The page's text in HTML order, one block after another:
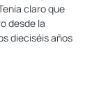
claro que
desde la
dieciséis años